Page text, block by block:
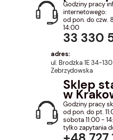
Godziny pracy
internetowego:
od pon. do czw.
14:00
33 330
adres:
ul. Brodzka 1E 34-
Zebrzydowska
Sklep
w
Godziny pracy
od pon. do pt.
sobota 11:00 -
tylko zapytania